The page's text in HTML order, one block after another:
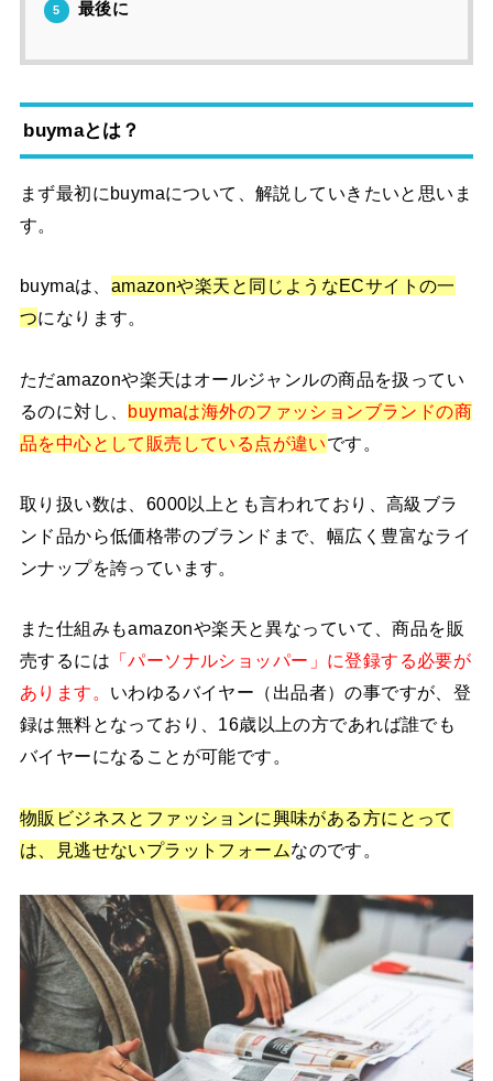
5 最後に
buymaとは？
まず最初にbuymaについて、解説していきたいと思いま
す。
buymaは、 amazonや楽天と同じようなECサイトの一
つになります。
ただamazonや楽天はオールジャンルの商品を扱ってい
るのに対し、 buymaは海外のファッションブランドの商
品を中心として販売している点が違いです。
取り扱い数は、6000以上とも言われており、高級ブラ
ンド品から低価格帯のブランドまで、幅広く豊富なライ
ンナップを誇っています。
また仕組みもamazonや楽天と異なっていて、商品を販
売するには 「パーソナルショッパー」に登録する必要が
あります。 いわゆるバイヤー（出品者）の事ですが、登
録は無料となっており、16歳以上の方であれば誰でも
バイヤーになることが可能です。
物販ビジネスとファッションに興味がある方にとって
は、見逃せないプラットフォームなのです。